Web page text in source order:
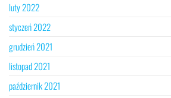
luty 2022
styczeń 2022
grudzień 2021
listopad 2021
październik 2021